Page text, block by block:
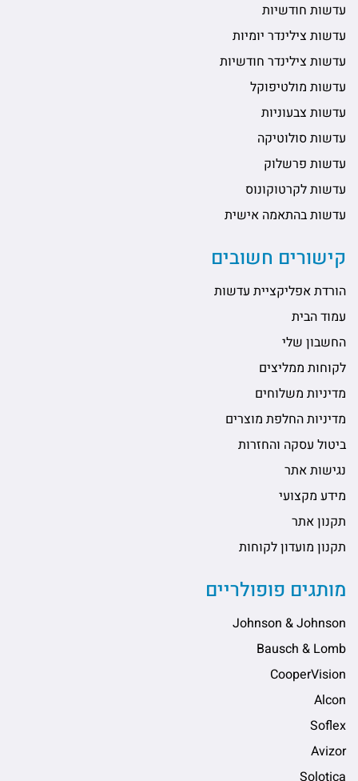
עדשות חודשיות
עדשות צילינדר יומיות
עדשות צילינדר חודשיות
עדשות מולטיפוקל
עדשות צבעוניות
עדשות סולוטיקה
עדשות פרשלוק
עדשות לקרטוקונוס
עדשות בהתאמה אישית
קישורים חשובים
הורדת אפליקציית עדשות
עמוד הבית
החשבון שלי
לקוחות ממליצים
מדיניות משלוחים
מדיניות החלפת מוצרים
ביטול עסקה והחזרות
נגישות אתר
מידע מקצועי
תקנון אתר
תקנון מועדון לקוחות
מותגים פופולריים
Johnson & Johnson
Bausch & Lomb
CooperVision
Alcon
Soflex
Avizor